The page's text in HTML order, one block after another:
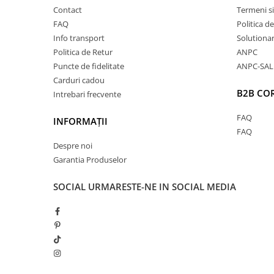
Calitate Excepțională
Datorită conținutului ridicat de bumbac organic,
delicat cu pielea, fiind ideal chiar și pentru pielea
fin oferă o senzație plăcută la purtare, permițând
un confort optim pe tot parcursul zilei.
Interiorul flaușat adaugă un plus de căldură,
perfectă pentru sezonul rece.
Contact
FAQ
Info transport
Politica de Retur
Puncte de fidelitate
Carduri cadou
Intrebari frecvente
INFORMAȚII
Despre noi
Garantia Produselor
Termeni
Politica
ANPC
ANPC-SAL
B2B
FAQ
FAQ
SOCIAL URMARESTE-NE IN SOCIAL MEDIA